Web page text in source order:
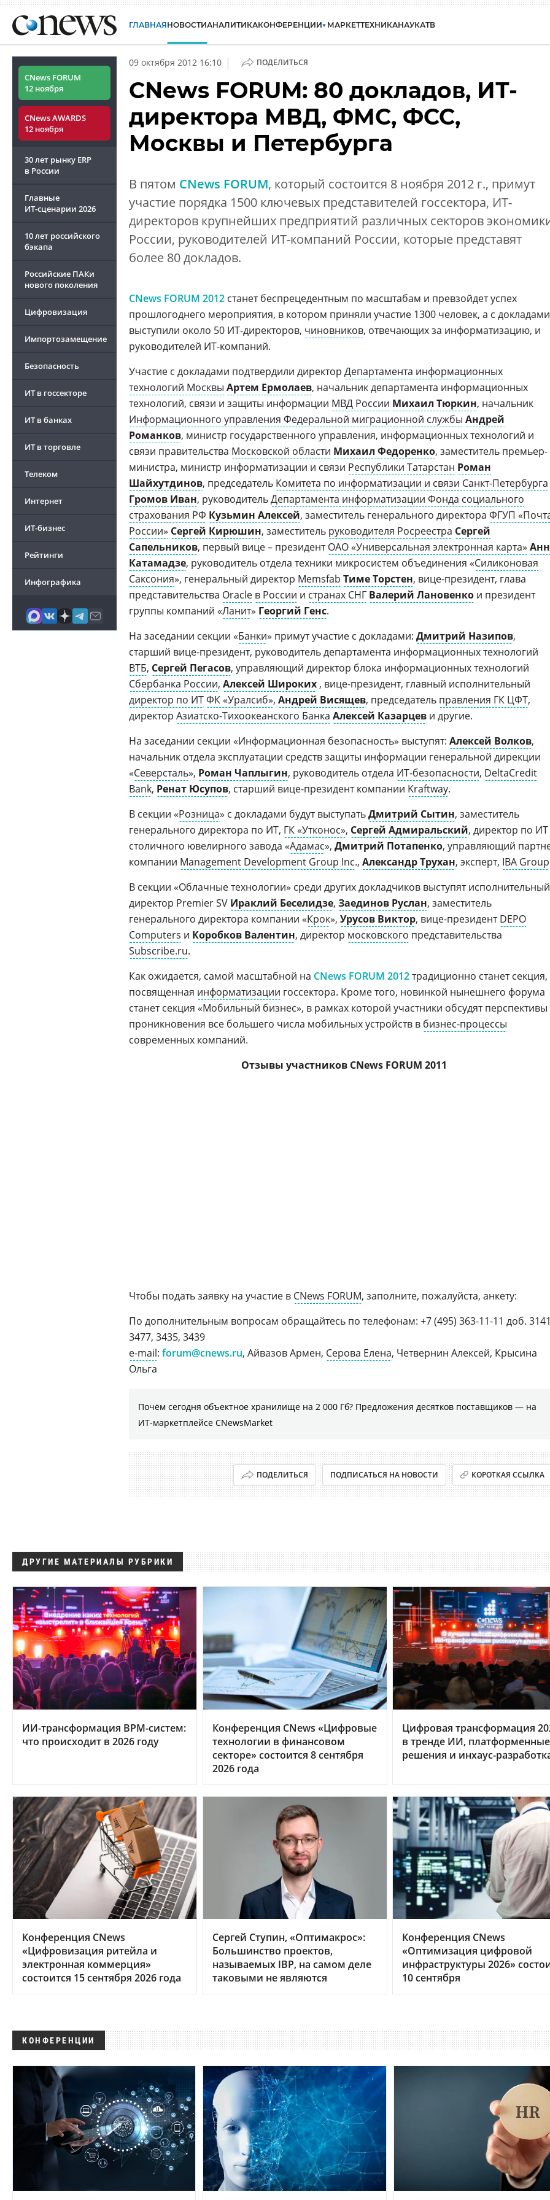
ГЛАВНАЯНОВОСТИАНАЛИТИКАКОНФЕРЕНЦИИ МАРКЕТТЕХНИКАНАУКАТВ
CNews FORUM
12 ноября
CNews AWARDS
12 ноября
30 лет рынку ERP
в России
Главные
ИТ-сценарии 2026
10 лет российского
бэкапа
Российские ПАКи
нового поколения
Цифровизация
Импортозамещение
Безопасность
ИТ в госсекторе
ИТ в банках
ИТ в торговле
Телеком
Интернет
ИТ-бизнес
Рейтинги
Инфографика
09 октября 2012 16:10 | ПОДЕЛИТЬСЯ
CNews FORUM: 80 докладов, ИТ-
директора МВД, ФМС, ФСС,
Москвы и Петербурга
В пятом CNews FORUM, который состоится 8 ноября 2012 г., примут
участие порядка 1500 ключевых представителей госсектора, ИТ-
директоров крупнейших предприятий различных секторов
России, руководителей ИТ-компаний России, которые представят
более 80 докладов.
CNews FORUM 2012 станет беспрецедентным по масштабам и превзойдет успех
прошлогоднего мероприятия, в котором приняли участие 1300 человек, а с докладами
выступили около 50 ИТ-директоров, чиновников, отвечающих за информатизацию, и
руководителей ИТ-компаний.
Участие с докладами подтвердили директор Департамента информационных
технологий Москвы Артем Ермолаев, начальник департамента информационных
технологий, связи и защиты информации МВД России Михаил Тюркин, начальник
Информационного управления Федеральной миграционной службы Андрей
Романков, министр государственного управления, информационных технологий и
связи правительства Московской области Михаил Федоренко, заместитель премьер-
министра, министр информатизации и связи Республики Татарстан Роман
Шайхутдинов, председатель Комитета по информатизации и связи Санкт-Петербурга
Громов Иван, руководительДепартамента информатизации Фонда социального
страхования РФ Кузьмин Алексей, заместитель генерального директора ФГУП
России» Сергей Кирюшин, заместитель руководителя Росреестра Сергей
Сапельников, первый вице – президентОАО «Универсальная электронная карта»
Катамадзе, руководитель отдела техники микросистем объединения «Силиконовая
Саксония», генеральный директор Memsfab Тиме Торстен, вице-президент, глава
представительства Oracle в России и странах СНГ Валерий Лановенко и президент
группы компаний «Ланит» Георгий Генс.
На заседании секции «Банки» примут участие с докладами: Дмитрий Назипов,
старший вице-президент, руководитель департамента информационных технологий
ВТБ, Сергей Пегасов, управляющий директор блока информационных технологий
Сбербанка России, Алексей Широких , вице-президент, главный исполнительный
директор по ИТФК «Уралсиб», Андрей Висящев, председатель правления ГК ЦФТ,
директор Азиатско-Тихоокеанского Банка Алексей Казарцев и другие.
На заседании секции «Информационная безопасность» выступят: Алексей Волков,
начальник отдела эксплуатации средств защиты информации генеральной дирекции
«Северсталь», Роман Чаплыгин, руководитель отдела ИТ-безопасности, DeltaCredit
Bank, Ренат Юсупов, старший вице-президент компании Kraftway.
В секции «Розница» с докладами будут выступатьДмитрий Сытин, заместитель
генерального директора по ИТ, ГК «Утконос», Сергей Адмиральский, директор по ИТ
столичного ювелирного завода «Адамас», Дмитрий Потапенко, управляющий
компании Management Development Group Inc., Александр Трухан, эксперт, IBA Group
В секции «Облачные технологии» среди других докладчиков выступят исполнительный
директор Premier SV Ираклий Беселидзе, Заединов Руслан, заместитель
генерального директора компании «Крок», Урусов Виктор, вице-президентDEPO
Computers и Коробков Валентин, директор московского представительства
Subscribe.ru.
Как ожидается, самой масштабной на CNews FORUM 2012традиционно станет секция,
посвященная информатизации госсектора. Кроме того, новинкой нынешнего форума
станет секция «Мобильный бизнес», в рамках которой участники обсудят перспективы
проникновения все большего числа мобильных устройств в бизнес-процессы
современных компаний.
Отзывы участников CNews FORUM 2011
Чтобы подать заявку на участие в CNews FORUM, заполните, пожалуйста, анкету:
По дополнительным вопросам обращайтесь по телефонам: +7 (495) 363-11-11 доб.
3477, 3435, 3439
e-mail: forum@cnews.ru, Айвазов Армен, Серова Елена, Четвернин Алексей, Крысина
Ольга
Почём сегодня объектное хранилище на 2 000 Гб? Предложения десятков поставщиков ― на
ИТ-маркетплейсе CNewsMarket
ПОДЕЛИТЬСЯ ПОДПИСАТЬСЯ НА НОВОСТИ КОРОТКАЯ ССЫЛКА
ДРУГИЕ МАТЕРИАЛЫ РУБРИКИ
ИИ-трансформация BPM-систем:
что происходит в 2026 году
Конференция CNews «Цифровые
технологии в финансовом
секторе» состоится 8 сентября
2026 года
Цифровая трансформация
в тренде ИИ, платформенные
решения и инхаус-
Конференция CNews
«Цифровизация ритейла и
электронная коммерция»
состоится 15 сентября 2026 года
Сергей Ступин, «Оптимакрос»:
Большинство проектов,
называемых IBP, на самом деле
таковыми не являются
Конференция CNews
«Оптимизация цифровой
инфраструктуры 2026»
10 сентября
КОНФЕРЕНЦИИ